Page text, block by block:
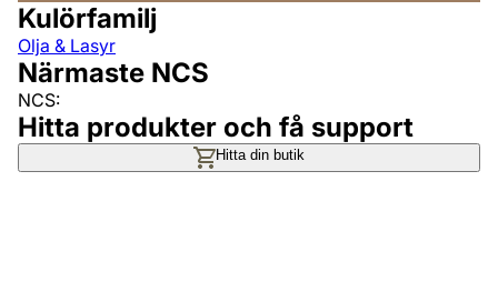
Kulörfamilj
Olja & Lasyr
Närmaste NCS
NCS:
Hitta produkter och få support
Hitta din butik